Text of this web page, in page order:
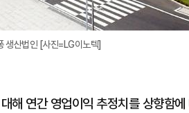
생산법인 [사진=LG이노텍]
해 연간 영업이익 추정치를 상향함